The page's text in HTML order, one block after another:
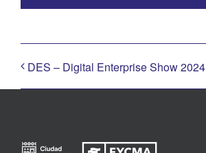
DES – Digital Enterprise Show 2024